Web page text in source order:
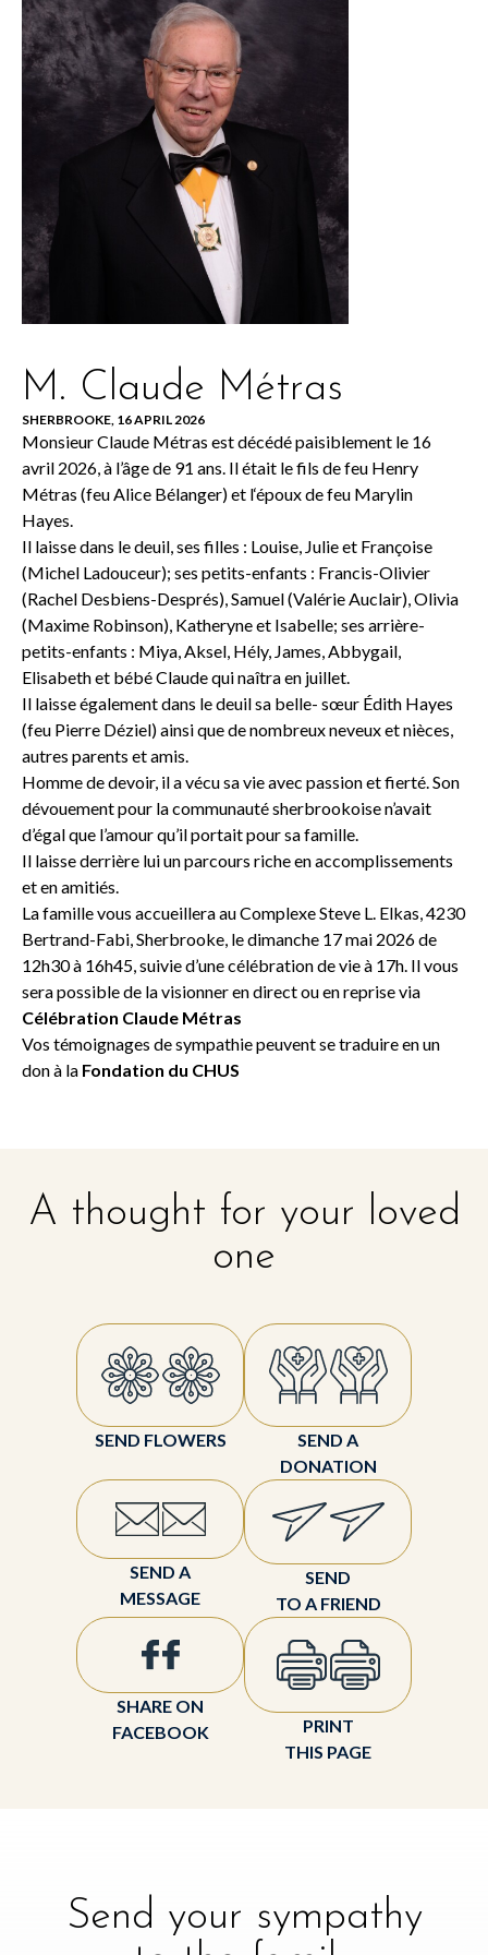
M. Claude Métras
SHERBROOKE, 16 APRIL 2026
Monsieur Claude Métras est décédé paisiblement le 16
avril 2026, à l’âge de 91 ans. Il était le fils de feu Henry
Métras (feu Alice Bélanger) et l‘époux de feu Marylin
Hayes.
Il laisse dans le deuil, ses filles : Louise, Julie et Françoise
(Michel Ladouceur); ses petits-enfants : Francis-Olivier
(Rachel Desbiens-Després), Samuel (Valérie Auclair), Olivia
(Maxime Robinson), Katheryne et Isabelle; ses arrière-
petits-enfants : Miya, Aksel, Hély, James, Abbygail,
Elisabeth et bébé Claude qui naîtra en juillet.
Il laisse également dans le deuil sa belle- sœur Édith Hayes
(feu Pierre Déziel) ainsi que de nombreux neveux et nièces,
autres parents et amis.
Homme de devoir, il a vécu sa vie avec passion et fierté. Son
dévouement pour la communauté sherbrookoise n’avait
d’égal que l’amour qu’il portait pour sa famille.
Il laisse derrière lui un parcours riche en accomplissements
et en amitiés.
La famille vous accueillera au Complexe Steve L. Elkas, 4230
Bertrand-Fabi, Sherbrooke, le dimanche 17 mai 2026 de
12h30 à 16h45, suivie d’une célébration de vie à 17h. Il vous
sera possible de la visionner en direct ou en reprise via
Célébration Claude Métras
Vos témoignages de sympathie peuvent se traduire en un
don à la Fondation du CHUS
A thought for your loved
one
SEND FLOWERS
SEND A
DONATION
SEND A
MESSAGE
SEND
TO A FRIEND
SHARE ON
FACEBOOK
PRINT
THIS PAGE
Send your sympathy